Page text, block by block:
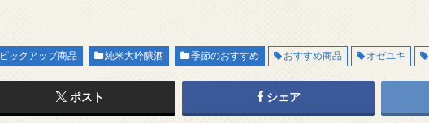
ピックアップ商品 純米大吟醸酒 季節のおすすめ おすすめ商品 オゼユキ
ポスト シェア